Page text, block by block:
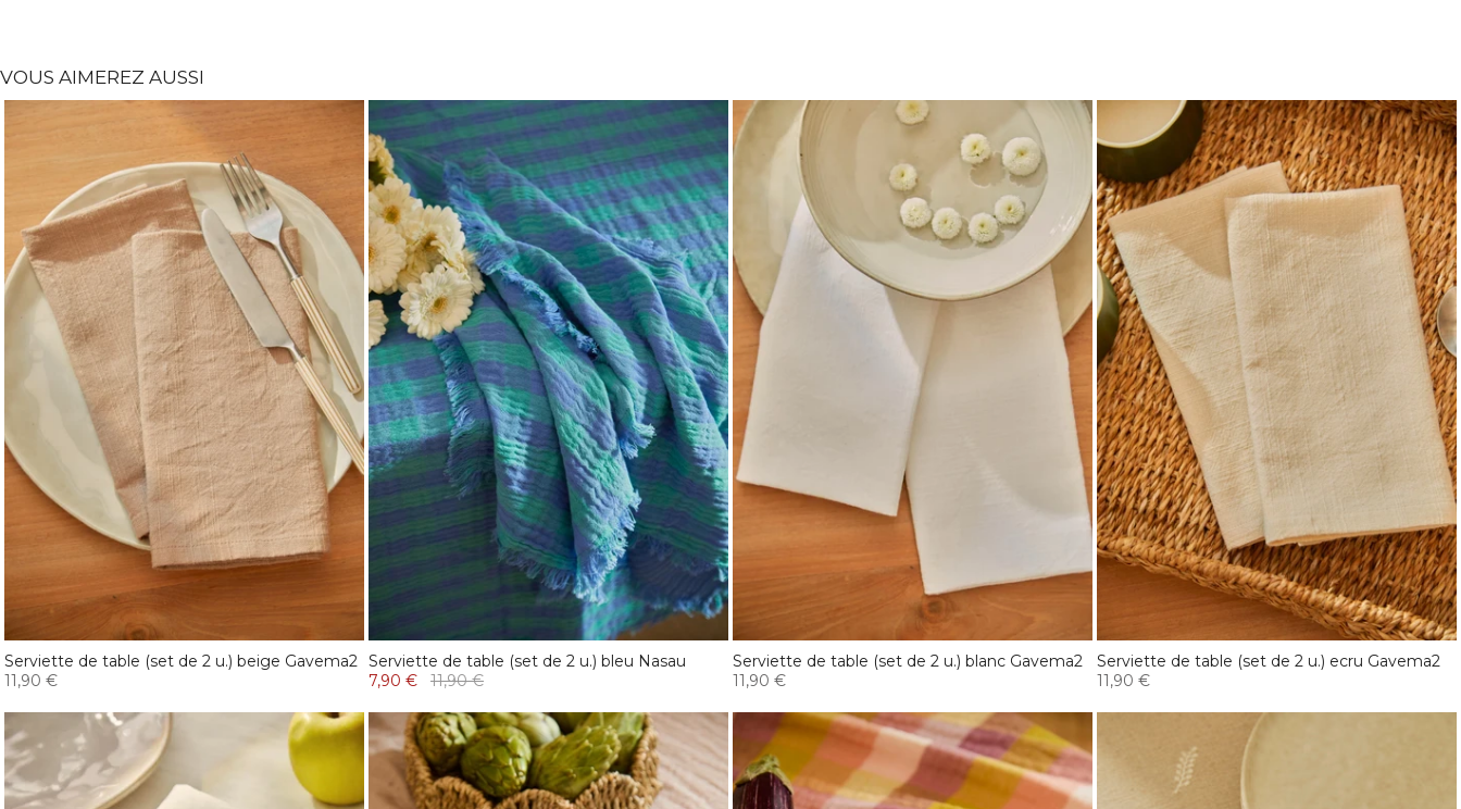
VOUS AIMEREZ AUSSI
Serviette de table (set de 2 u.) beige Gavema2
11,90 €
Serviette de table (set de 2 u.) bleu Nasau
7,90 €
11,90 €
Serviette de table (set de 2 u.) blanc Gavema2
11,90 €
Serviette de table (set de 2 u.) ecru Gavema2
11,90 €